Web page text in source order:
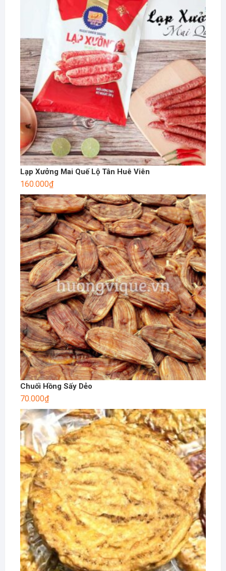
Lạp Xưởng Mai Quế Lộ Tân Huê Viên
160.000₫
Chuối Hồng Sấy Dẻo
70.000₫